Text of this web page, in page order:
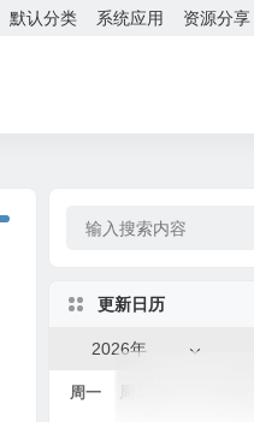
默认分类 系统应用 资源分享
更新日历
2026年
周一